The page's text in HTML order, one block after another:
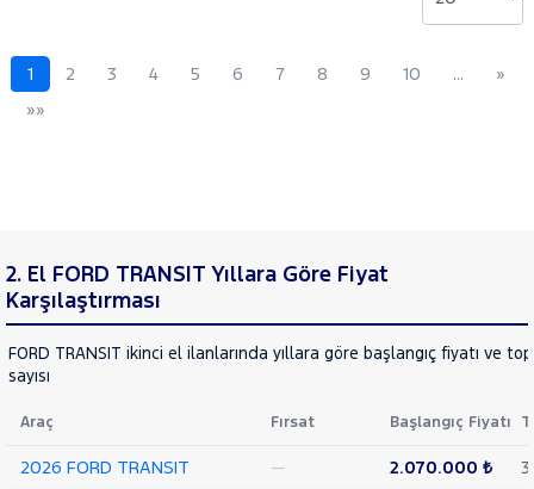
440 E
16+1
Minibüs
Tek
Teker
Minibüs
1 2 3 4 5 6 7 8 9 10 …
»
»»
2. El FORD TRANSIT Yıllara Göre Fiyat
Karşılaştırması
FORD TRANSIT ikinci el ilanlarında yıllara göre başlangıç fiyatı ve
sayısı
Araç Fırsat Başlangıç Fiyatı
2026 FORD TRANSIT — 2.070.000 ₺ 3